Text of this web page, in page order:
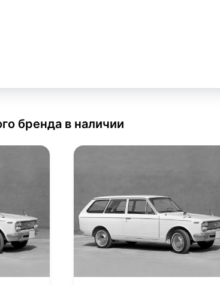
бренда в наличии